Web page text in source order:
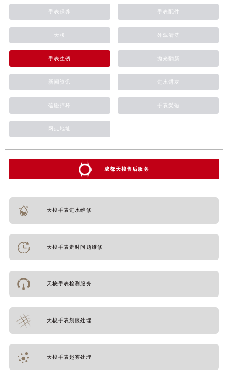
手表保养 手表配件
天梭 外观清洗
手表生锈 抛光翻新
新闻资讯 进水进灰
磕碰摔坏 手表受磁
网点地址
成都天梭售后服务
天梭手表进水维修
天梭手表走时问题维修
天梭手表检测服务
天梭手表划痕处理
天梭手表起雾处理